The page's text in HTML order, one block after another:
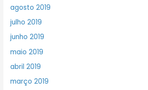
agosto 2019
julho 2019
junho 2019
maio 2019
abril 2019
março 2019